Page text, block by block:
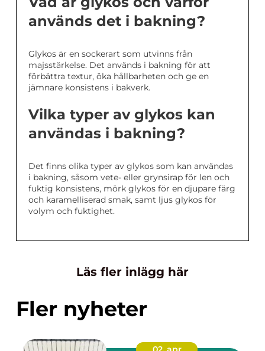
används det i bakning?
Glykos är en sockerart som utvinns från
majsstärkelse. Det används i bakning för att
förbättra textur, öka hållbarheten och ge en
jämnare konsistens i bakverk.
Vilka typer av glykos kan
användas i bakning?
Det finns olika typer av glykos som kan användas
i bakning, såsom vete- eller grynsirap för len och
fuktig konsistens, mörk glykos för en djupare färg
och karamelliserad smak, samt ljus glykos för
volym och fuktighet.
Läs fler inlägg här
Fler nyheter